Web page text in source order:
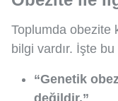
Toplumda obezite
bilgi vardır. İşte
“Genetik